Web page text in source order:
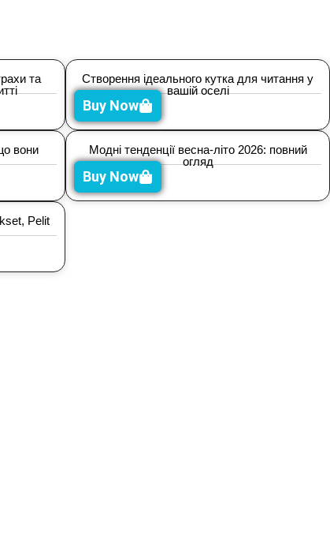
та
Створення ідеального кутка для читання у
вашій оселі
Buy Now
вони
Модні тенденції весна-літо 2026: повний
огляд
Buy Now
Pelit